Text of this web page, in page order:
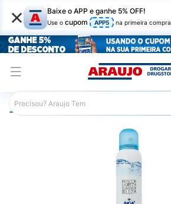
× Baixe o APP e ganhe 5% OFF!
Use o cupom APP5 na primeira compra
Araujo Dermocosméticos